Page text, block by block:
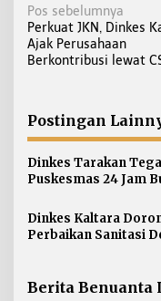
N
a
v
a
s
i
p
o
s
Pos sebelumnya
Perkuat JKN, Dinkes
Ajak Perusahaan
Berkontribusi lewat
Postingan
Dinkes Tarakan
Puskesmas 24 Jam
Pasien BPJS
Dinkes Kaltara
Perbaikan Sanitasi
Berita Benuanta